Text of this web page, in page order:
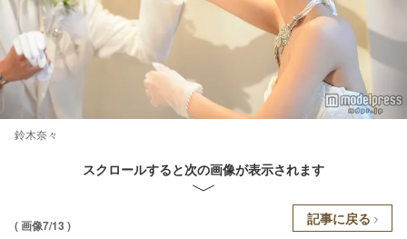
鈴木奈々
スクロールすると次の画像が表示されます
( 画像7/13 ) 記事に戻る